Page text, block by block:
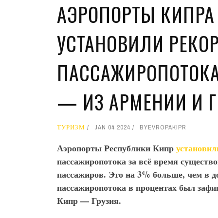
АЭРОПОРТЫ
УСТАНОВИЛИ
— ИЗ АРМЕНИИ И
ТУРИЗМ JAN 04 2024 BYEVROPAKIPR
Аэропорты Республики Кипр
пассажиропотока за всё время
пассажиров. Это на 3% больше, чем в
пассажиропотока в процентах был
Кипр — Грузия.